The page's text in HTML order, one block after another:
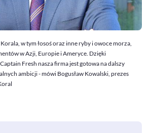
w tym łosoś oraz inne ryby i owoce morza,
w Azji, Europie i Ameryce. Dzięki
Fresh nasza firma jest gotowa na dalszy
ambicji - mówi Bogusław Kowalski, prezes